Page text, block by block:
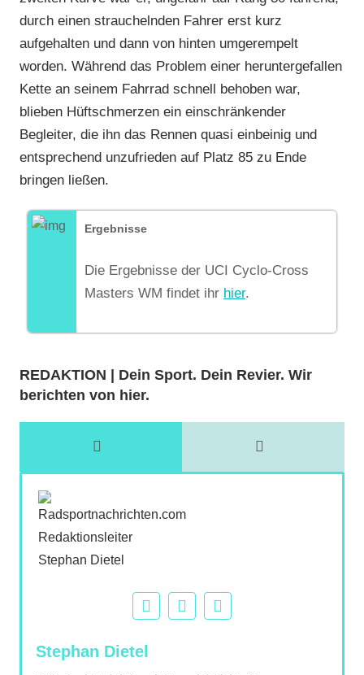
durch einen strauchelnden Fahrer erst kurz
aufgehalten und dann von hinten umgerempelt
worden. Während das Problem einer heruntergefallen
Kette an seinem Fahrrad schnell behoben war,
blieben Hüftschmerzen ein einschränkender
Begleiter, die ihn das Rennen quasi einbeinig und
entsprechend unzufrieden auf Platz 85 zu Ende
bringen ließen.
Ergebnisse
Die Ergebnisse der UCI Cyclo-Cross
Masters WM findet ihr hier.
REDAKTION | Dein Sport. Dein Revier. Wir
berichten von hier.
Stephan Dietel